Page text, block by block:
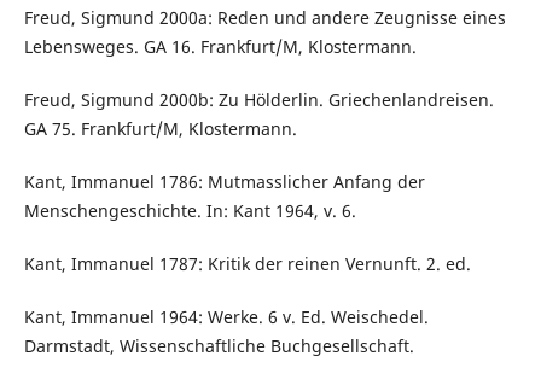
Freud, Sigmund 2000a: Reden und andere Zeugnisse eines
Lebensweges. GA 16. Frankfurt/M, Klostermann.
Freud, Sigmund 2000b: Zu Hölderlin. Griechenlandreisen.
GA 75. Frankfurt/M, Klostermann.
Kant, Immanuel 1786: Mutmasslicher Anfang der
Menschengeschichte. In: Kant 1964, v. 6.
Kant, Immanuel 1787: Kritik der reinen Vernunft. 2. ed.
Kant, Immanuel 1964: Werke. 6 v. Ed. Weischedel.
Darmstadt, Wissenschaftliche Buchgesellschaft.